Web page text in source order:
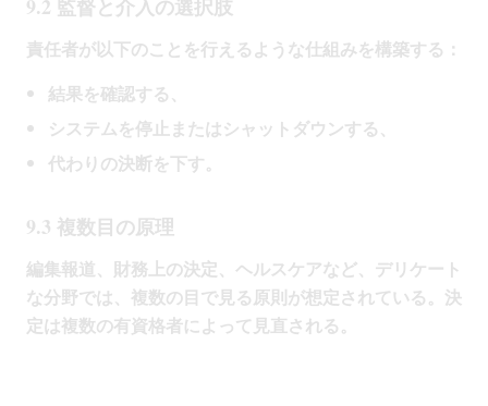
9.2 監督と介入の選択肢
責任者が以下のことを行えるような仕組みを構築する：
結果を確認する、
システムを停止またはシャットダウンする、
代わりの決断を下す。
9.3 複数目の原理
編集報道、財務上の決定、ヘルスケアなど、デリケート
な分野では、複数の目で見る原則が想定されている。決
定は複数の有資格者によって見直される。